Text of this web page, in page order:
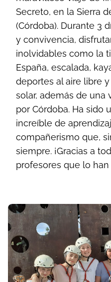
Secreto, en la Sierra
(Córdoba). Durante 3
y convivencia,
inolvidables como la
España, escalada,
deportes al aire libre
solar, además de una
por Córdoba. Ha sido
increíble de
compañerismo que,
siempre. ¡Gracias a
profesores que lo